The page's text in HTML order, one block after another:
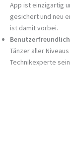
App ist einzigartig
gesichert und neu
ist damit vorbei.
Tänzer aller
Technikexperte